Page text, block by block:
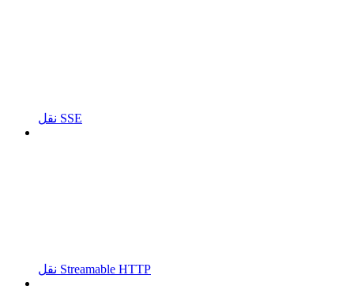
نقل SSE
نقل Streamable HTTP